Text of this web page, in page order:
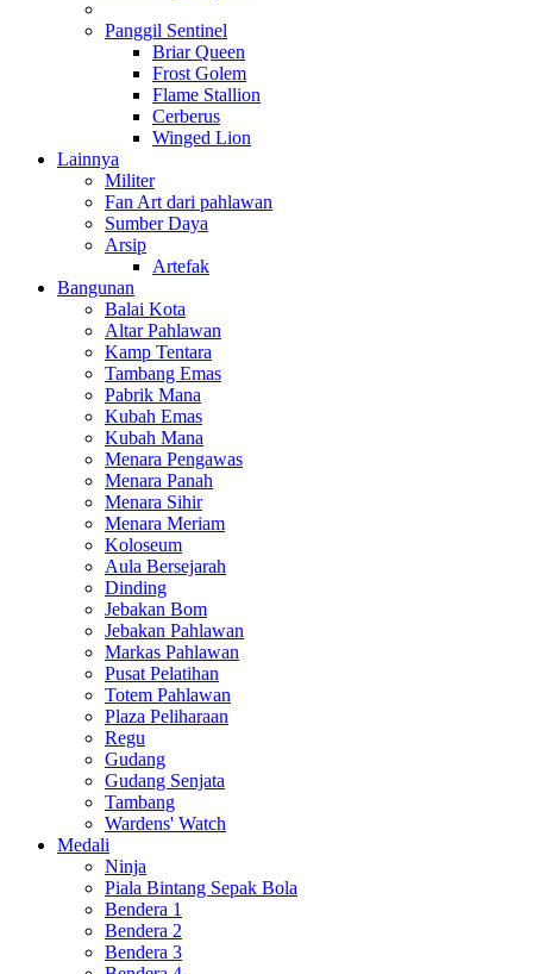
Panggil Sentinel
Briar Queen
Frost Golem
Flame Stallion
Cerberus
Winged Lion
Lainnya
Militer
Fan Art dari pahlawan
Sumber Daya
Arsip
Artefak
Bangunan
Balai Kota
Altar Pahlawan
Kamp Tentara
Tambang Emas
Pabrik Mana
Kubah Emas
Kubah Mana
Menara Pengawas
Menara Panah
Menara Sihir
Menara Meriam
Koloseum
Aula Bersejarah
Dinding
Jebakan Bom
Jebakan Pahlawan
Markas Pahlawan
Pusat Pelatihan
Totem Pahlawan
Plaza Peliharaan
Regu
Gudang
Gudang Senjata
Tambang
Wardens' Watch
Medali
Ninja
Piala Bintang Sepak Bola
Bendera 1
Bendera 2
Bendera 3